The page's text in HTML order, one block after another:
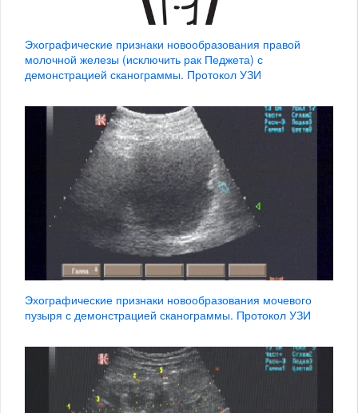
Эхографические признаки новообразования правой
молочной железы (исключить рак Педжета) с
демонстрацией сканограммы. Протокол УЗИ
Эхографические признаки новообразования мочевого
пузыря с демонстрацией сканограммы. Протокол УЗИ